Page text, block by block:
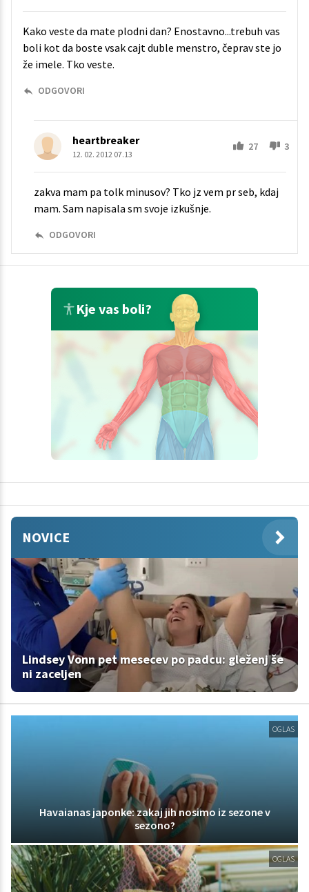
Kako veste da mate plodni dan? Enostavno...trebuh vas
boli kot da boste vsak cajt duble menstro, čeprav ste jo
že imele. Tko veste.
ODGOVORI
heartbreaker
12. 02. 2012 07.13
27 3
zakva mam pa tolk minusov? Tko jz vem pr seb, kdaj
mam. Sam napisala sm svoje izkušnje.
ODGOVORI
Kje vas boli?
NOVICE
Lindsey Vonn pet mesecev po padcu: gleženj še
ni zaceljen
OGLAS
Havaianas japonke: zakaj jih nosimo iz sezone v
sezono?
OGLAS